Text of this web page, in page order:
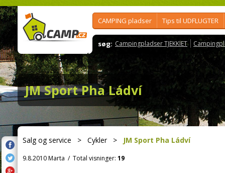
CAMPING pladser Tips til UDFLUGTER
søg: Campingpladser TJEKKIET
JM Sport Pha Ládví
Salg og service > Cykler> JM Sport Pha Ládví
9.8.2010 Marta / Total visninger: 19